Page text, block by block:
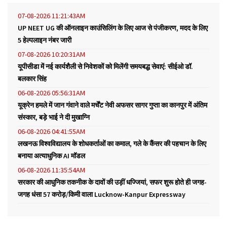
07-08-2026 11:21:43AM
UP NEET UG की ऑनलाइन काउंसिलिंग के लिए आज से पंजीकरण, मदद के लिए
5 हेल्पलाइन नंबर जारी
07-08-2026 10:20:31AM
यूपीसीडा में नई कार्यशैली से निवेशकों को मिलेंगी समयबद्ध सेवाएं: सीईओ डॉ.
बलकार सिंह
06-08-2026 05:56:31AM
यूक्रेन हमले में जान गंवाने वाले मर्चेंट नेवी अफसर सागर गुप्ता का कानपुर में अंतिम
संस्कार, बड़े भाई ने दी मुखाग्नि
06-08-2026 04:41:55AM
लखनऊ विश्वविद्यालय के शोधकर्ताओं का कमाल, गले के कैंसर की पहचान के लिए
बनाया अत्याधुनिक AI मॉडल
06-08-2026 11:35:54AM
सरकार की आधुनिक तकनीक के दावों की उड़ीं धज्जियां, सफर शुरू होते ही जगह-
जगह धंसा 57 करोड़/किमी वाला Lucknow-Kanpur Expressway